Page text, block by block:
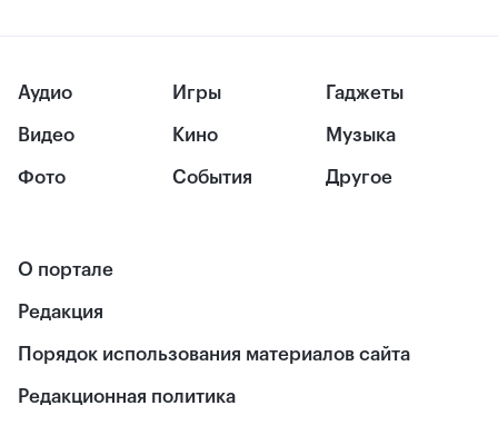
Аудио
Видео
Фото
Игры
Кино
События
Гаджеты
Музыка
Другое
О портале
Редакция
Порядок использования материалов сайта
Редакционная политика